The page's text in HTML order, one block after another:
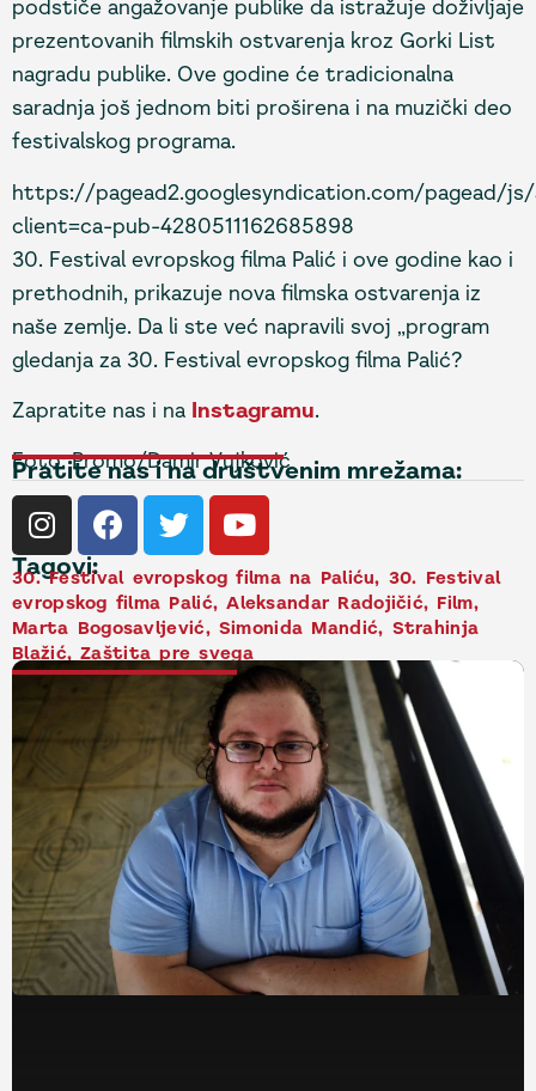
podstiče angažovanje publike da istražuje doživljaje
prezentovanih filmskih ostvarenja kroz Gorki List
nagradu publike. Ove godine će tradicionalna
saradnja još jednom biti proširena i na muzički deo
festivalskog programa.
https://pagead2.googlesyndication.com/pagead/js/
client=ca-pub-4280511162685898
30. Festival evropskog filma Palić i ove godine kao i
prethodnih, prikazuje nova filmska ostvarenja iz
naše zemlje. Da li ste već napravili svoj „program
gledanja za 30. Festival evropskog filma Palić?
Zapratite nas i na Instagramu.
Foto: Promo/Damir Vujković
Pratite nas i na društvenim mrežama:
Tagovi:
30. Festival evropskog filma na Paliću, 30. Festival
evropskog filma Palić,Aleksandar Radojičić, Film,
Marta Bogosavljević, Simonida Mandić, Strahinja
Blažić,Zaštita pre svega
NAJNOVIJE VESTI